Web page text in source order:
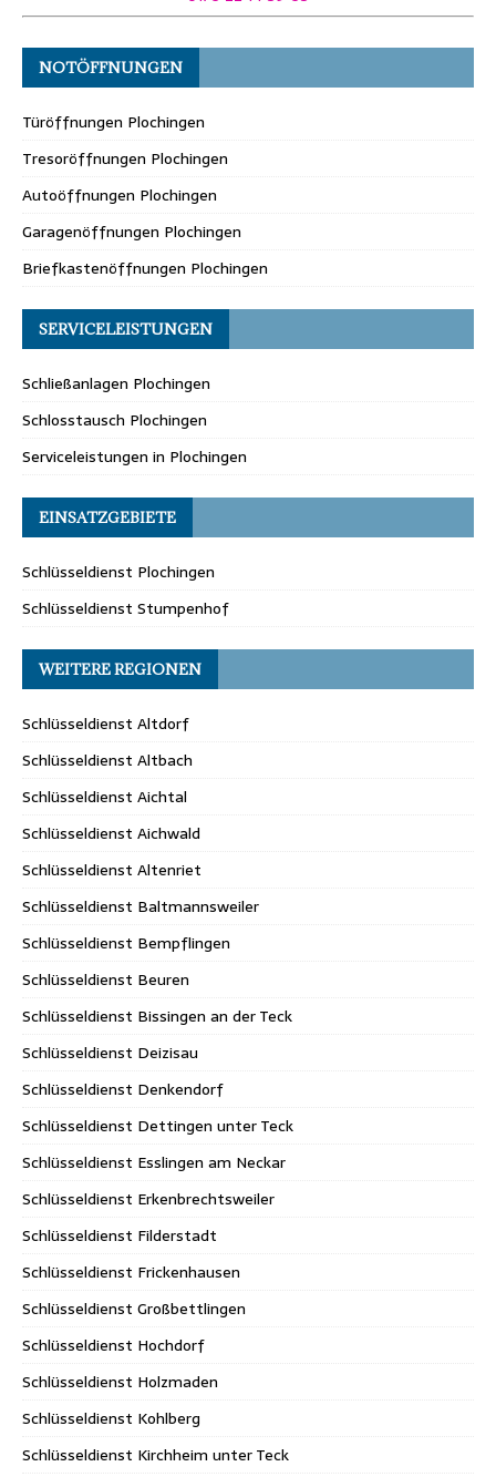
NOTÖFFNUNGEN
Türöffnungen Plochingen
Tresoröffnungen Plochingen
Autoöffnungen Plochingen
Garagenöffnungen Plochingen
Briefkastenöffnungen Plochingen
SERVICELEISTUNGEN
Schließanlagen Plochingen
Schlosstausch Plochingen
Serviceleistungen in Plochingen
EINSATZGEBIETE
Schlüsseldienst Plochingen
Schlüsseldienst Stumpenhof
WEITERE REGIONEN
Schlüsseldienst Altdorf
Schlüsseldienst Altbach
Schlüsseldienst Aichtal
Schlüsseldienst Aichwald
Schlüsseldienst Altenriet
Schlüsseldienst Baltmannsweiler
Schlüsseldienst Bempflingen
Schlüsseldienst Beuren
Schlüsseldienst Bissingen an der Teck
Schlüsseldienst Deizisau
Schlüsseldienst Denkendorf
Schlüsseldienst Dettingen unter Teck
Schlüsseldienst Esslingen am Neckar
Schlüsseldienst Erkenbrechtsweiler
Schlüsseldienst Filderstadt
Schlüsseldienst Frickenhausen
Schlüsseldienst Großbettlingen
Schlüsseldienst Hochdorf
Schlüsseldienst Holzmaden
Schlüsseldienst Kohlberg
Schlüsseldienst Kirchheim unter Teck